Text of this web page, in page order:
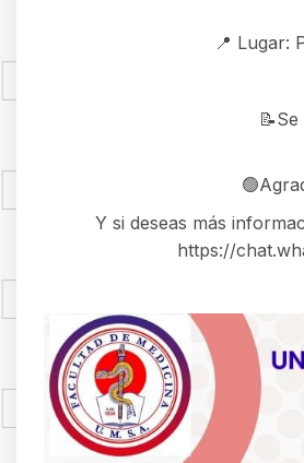
📍 Lugar:
Y si deseas más
https://